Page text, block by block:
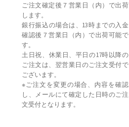
ご注文確定後７営業日（内）で出荷
します。
銀行振込の場合は、13時までの入金
確認後７営業日（内）で出荷可能で
す。
土日祝、休業日、平日の17時以降の
ご注文は、翌営業日のご注文受付で
ございます。
※ご注文を変更の場合、内容を確認
し、メールにて確定した日時のご注
文受付となります。